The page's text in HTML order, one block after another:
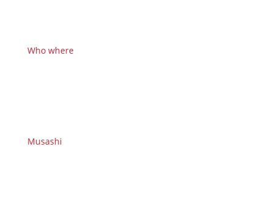
Who where
Musashi